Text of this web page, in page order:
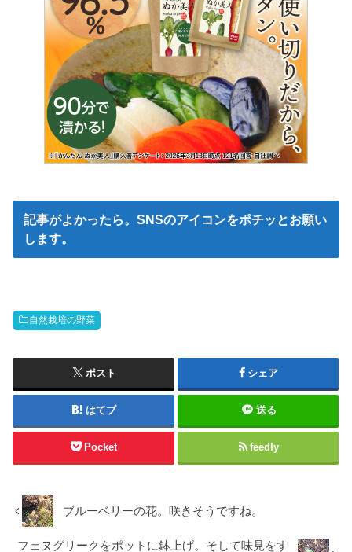
記事がよかったら。SNSのアイコンをポチッとお願い
します。
自然栽培の野菜
ポスト シェア
はてブ 送る
Pocket feedly
ブルーベリーの花。咲きそうですね。
フェヌグリークをポットに鉢上げ。そして味見をす